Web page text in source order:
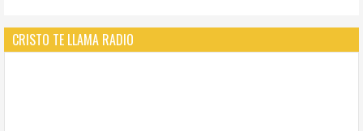
CRISTO TE LLAMA RADIO